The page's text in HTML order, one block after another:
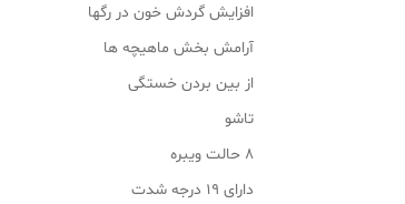
افزایش گردش خون در رگها
آرامش بخش ماهیچه ها
از بین بردن خستگی
تاشو
8 حالت ویبره
دارای 19 درجه شدت